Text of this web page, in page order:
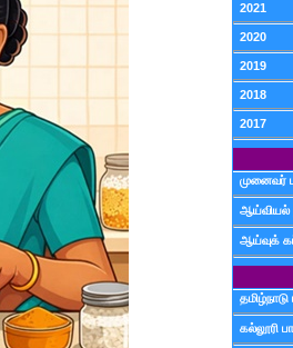
2021
2020
2019
2018
2017
முனைவர்
ஆய்வியல்
ஆய்வுக்
கல்லூரி